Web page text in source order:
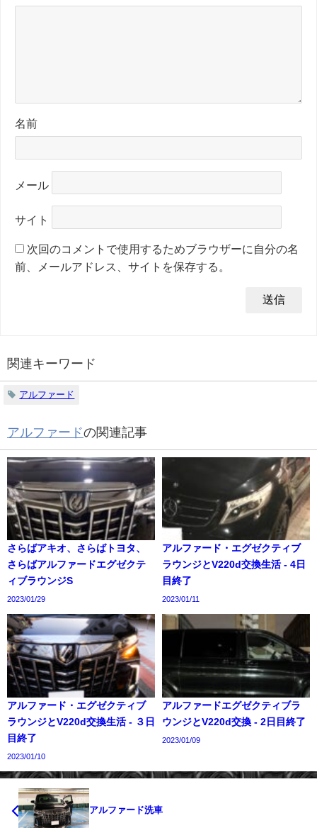
名前
メール
サイト
次回のコメントで使用するためブラウザーに自分の名
前、メールアドレス、サイトを保存する。
関連キーワード
アルファード
アルファードの関連記事
さらばアキオ、さらばトヨタ、
さらばアルファードエグゼクテ
ィブラウンジS
2023/01/29
アルファード・エグゼクティブ
ラウンジとV220d交換生活 - 4日
目終了
2023/01/11
アルファード・エグゼクティブ
ラウンジとV220d交換生活 - ３日
目終了
2023/01/10
アルファードエグゼクティブラ
ウンジとV220d交換 - 2日目終了
2023/01/09
アルファード洗車